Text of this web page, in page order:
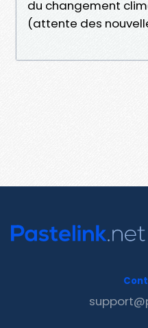
du changement
(attente des